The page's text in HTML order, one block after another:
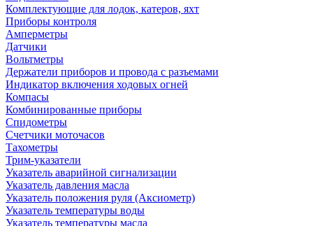
Комплектующие для лодок, катеров, яхт
Приборы контроля
Амперметры
Датчики
Вольтметры
Держатели приборов и провода с разъемами
Индикатор включения ходовых огней
Компасы
Комбинированные приборы
Спидометры
Счетчики моточасов
Тахометры
Трим-указатели
Указатель аварийной сигнализации
Указатель давления масла
Указатель положения руля (Аксиометр)
Указатель температуры воды
Указатель температуры масла